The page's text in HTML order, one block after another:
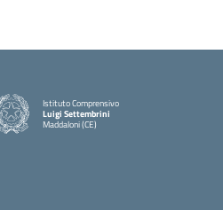
Istituto Comprensivo
Luigi Settembrini
Maddaloni (CE)